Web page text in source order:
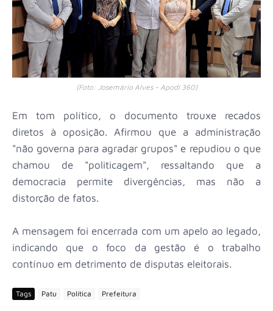
(Foto: Josemário Alves - Apodi 360)
Em tom político, o documento trouxe recados
diretos à oposição. Afirmou que a administração
"não governa para agradar grupos" e repudiou o que
chamou de "politicagem", ressaltando que a
democracia permite divergências, mas não a
distorção de fatos.
A mensagem foi encerrada com um apelo ao legado,
indicando que o foco da gestão é o trabalho
contínuo em detrimento de disputas eleitorais.
Tags Patu Política Prefeitura